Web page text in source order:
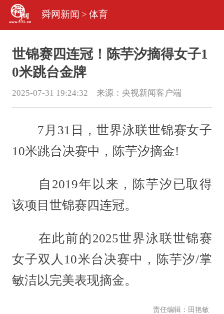
舜网新闻 > 体育
世锦赛四连冠！陈芋汐摘得女子1
0米跳台金牌
2025-07-31 19:24:32 来源： 央视新闻客户端
7月31日，世界泳联世锦赛女子
10米跳台决赛中，陈芋汐摘金!
自2019年以来，陈芋汐已取得
该项目世锦赛四连冠。
在此前的2025世界泳联世锦赛
女子双人10米台决赛中，陈芋汐/掌
敏洁以完美表现摘金。
责任编辑：田艳敏